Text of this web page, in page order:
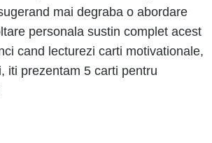
mai degraba o abordare
personala sustin complet acest
cand lecturezi carti motivationale,
iti prezentam 5 carti pentru